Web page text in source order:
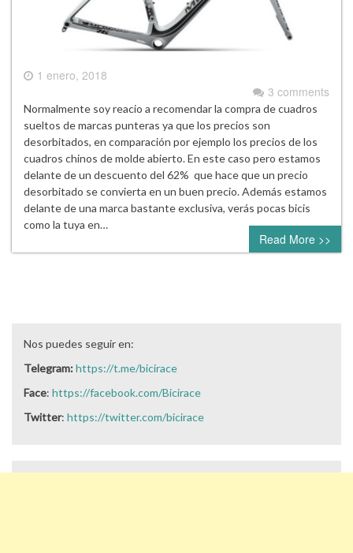
1 enero, 2018
3 comments
Normalmente soy reacio a recomendar la compra de cuadros
sueltos de marcas punteras ya que los precios son
desorbitados, en comparación por ejemplo los precios de los
cuadros chinos de molde abierto. En este caso pero estamos
delante de un descuento del 62% que hace que un precio
desorbitado se convierta en un buen precio. Además estamos
delante de una marca bastante exclusiva, verás pocas bicis
como la tuya en…
Read More >>
Nos puedes seguir en:
Telegram:https://t.me/bicirace
Face: https://facebook.com/Bicirace
Twitter: https://twitter.com/bicirace